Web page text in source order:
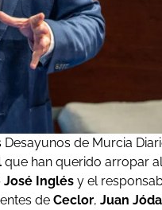
de Murcia
que han querido arropar
José Inglés y el
de Ceclor, Juan